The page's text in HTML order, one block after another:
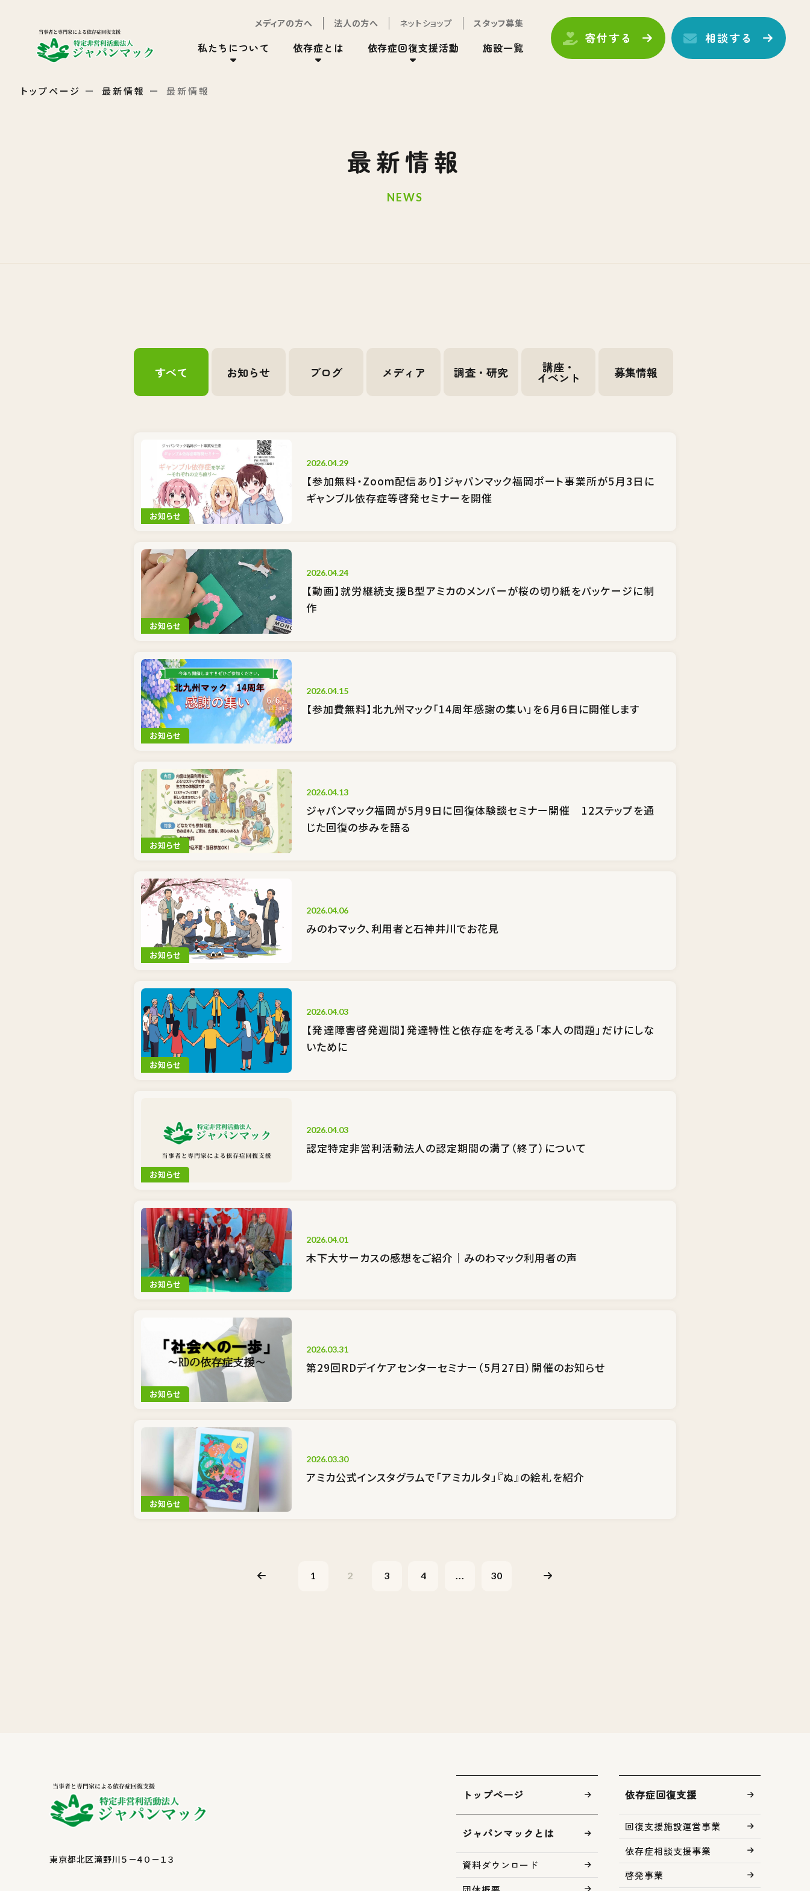
メディアの方へ 法人の方へ ネットショップ スタッフ募集
私たちについて 依存症とは 依存症回復支援活動 施設一覧
寄付する 相談する
トップページ 最新情報 最新情報
最新情報
NEWS
すべて お知らせ ブログ メディア 調査・研究 講座・
イベント 募集情報
お知らせ
2026.04.29
【参加無料・Zoom配信あり】ジャパンマック福岡ポート事業所が5月3日に
ギャンブル依存症等啓発セミナーを開催
お知らせ
2026.04.24
【動画】就労継続支援B型アミカのメンバーが桜の切り紙をパッケージに制
作
お知らせ
2026.04.15
【参加費無料】北九州マック「14周年感謝の集い」を6月6日に開催します
お知らせ
2026.04.13
ジャパンマック福岡が5月9日に回復体験談セミナー開催 12ステップを通
じた回復の歩みを語る
お知らせ
2026.04.06
みのわマック、利用者と石神井川でお花見
お知らせ
2026.04.03
【発達障害啓発週間】発達特性と依存症を考える――「本人の問題」だけにしな
いために
お知らせ
2026.04.03
認定特定非営利活動法人の認定期間の満了（終了）について
お知らせ
2026.04.01
木下大サーカスの感想をご紹介｜みのわマック利用者の声
お知らせ
2026.03.31
第29回RDデイケアセンターセミナー（5月27日）開催のお知らせ
お知らせ
2026.03.30
アミカ公式インスタグラムで「アミカルタ」『ぬ』の絵札を紹介
1 2 3 4 ... 30
東京都北区滝野川５－４０－１３
トップページ
ジャパンマックとは
資料ダウンロード
依存症回復支援
回復支援施設運営事業
依存症相談支援事業
啓発事業